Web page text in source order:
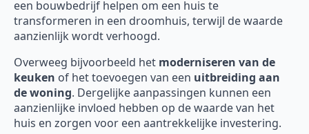
een bouwbedrijf helpen om een huis te
transformeren in een droomhuis, terwijl de waarde
aanzienlijk wordt verhoogd.
Overweeg bijvoorbeeld het moderniseren van de
keuken of het toevoegen van een uitbreiding aan
de woning. Dergelijke aanpassingen kunnen een
aanzienlijke invloed hebben op de waarde van het
huis en zorgen voor een aantrekkelijke investering.